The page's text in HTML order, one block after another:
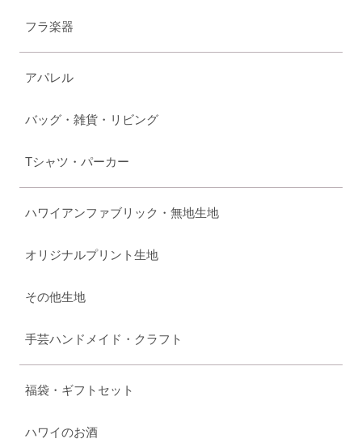
フラ楽器
アパレル
バッグ・雑貨・リビング
Tシャツ・パーカー
ハワイアンファブリック・無地生地
オリジナルプリント生地
その他生地
手芸ハンドメイド・クラフト
福袋・ギフトセット
ハワイのお酒